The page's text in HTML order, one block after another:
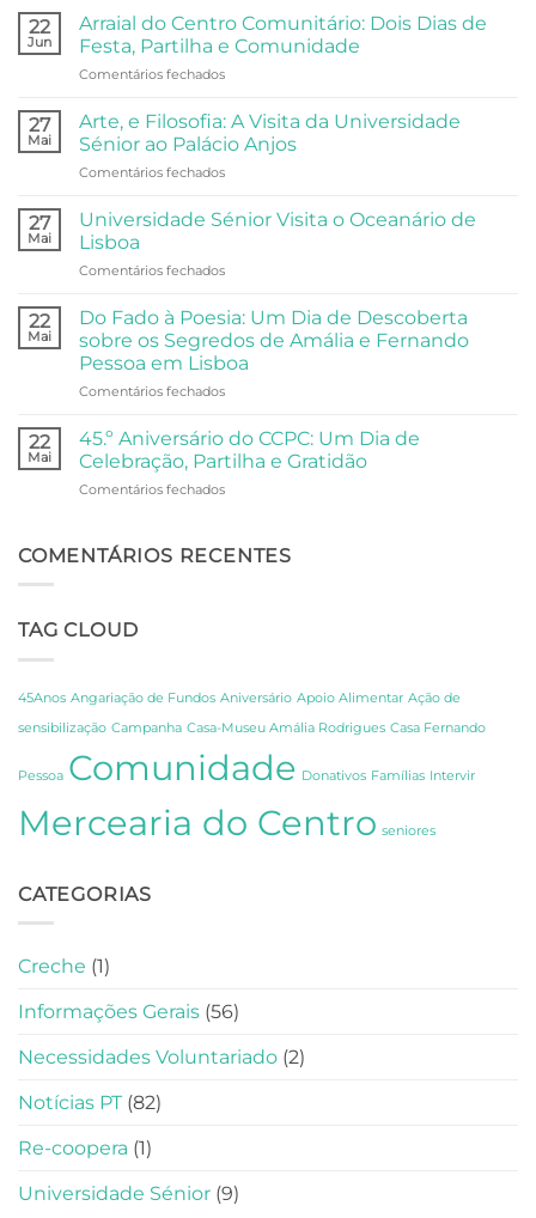
22
Jun
Arraial do Centro Comunitário: Dois Dias de
Festa, Partilha e Comunidade
Comentários fechadosem
do
Centro
Comunitário:
Dois
de
e
27
Mai
Arte, e Filosofia: A Visita da Universidade
Sénior ao Palácio Anjos
Comentários fechadosem
e
Filosofia:
Visita
Universidade
Sénior
Palácio
Anjos
27
Mai
Universidade Sénior Visita o Oceanário de
Lisboa
Comentários fechadosem
Sénior
Visita
o
Oceanário
de
22
Mai
Do Fado à Poesia: Um Dia de Descoberta
sobre os Segredos de Amália e Fernando
Pessoa em Lisboa
Comentários fechadosem
Fado
Poesia:
Um
Descoberta
Fernando
em
Lisboa
22
Mai
45.º Aniversário do CCPC: Um Dia de
Celebração, Partilha e Gratidão
Comentários fechadosem
do
e
COMENTÁRIOS RECENTES
TAG CLOUD
45Anos Angariação de Fundos Aniversário Apoio Alimentar Ação de
sensibilização Campanha Casa-Museu Amália Rodrigues Casa Fernando
Pessoa Comunidade Donativos Famílias Intervir
Mercearia do Centro seniores
CATEGORIAS
Creche (1)
Informações Gerais (56)
Necessidades Voluntariado (2)
Notícias PT (82)
Re-coopera (1)
Universidade Sénior (9)